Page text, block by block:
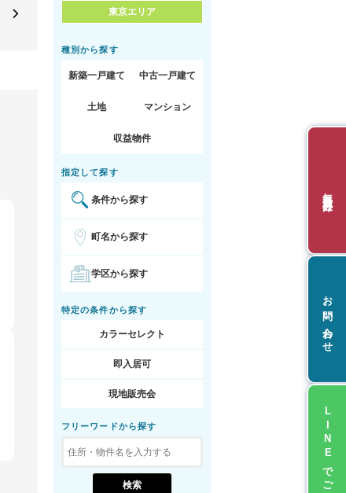
東京エリア
種別から探す
新築一戸建て 中古一戸建て
土地 マンション
収益物件
指定して探す
条件から探す
町名から探す
学区から探す
特定の条件から探す
カラーセレクト
即入居可
現地販売会
フリーワードから探す
お問い合わせ
LINEでご相談